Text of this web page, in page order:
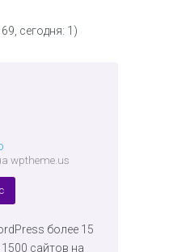
сегодня: 1)
wptheme.us
более 15
сайтов на